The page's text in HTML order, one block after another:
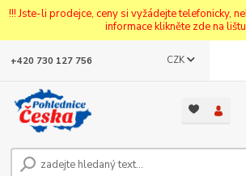
!!! Jste-li prodejce, ceny si vyžádejte telefonicky,
informace klikněte zde na
CZK
+420 730 127 756